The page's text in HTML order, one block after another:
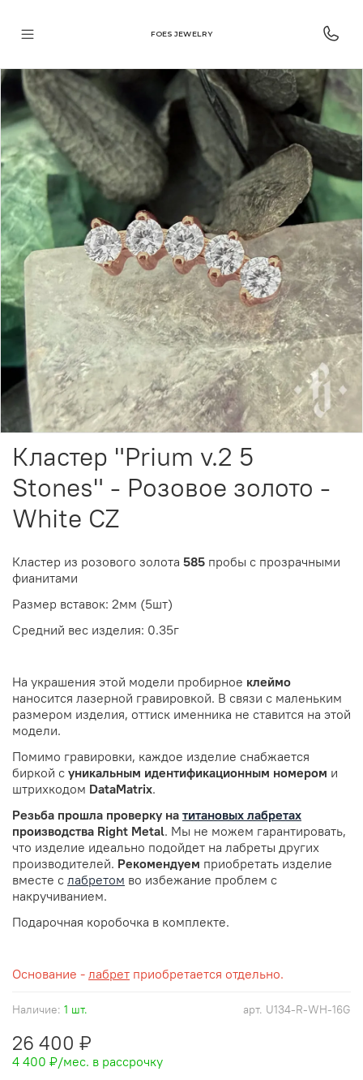
FOES JEWELRY
арт. U134-R-WH-16G
Наличие: 1 шт.
Кластер "Prium v.2 5
Stones" - Розовое золото -
White CZ
26 400 ₽
4 400 ₽/мес. в рассрочку
Кластер из розового золота 585 пробы с прозрачными
фианитами
Размер вставок: 2мм (5шт)
Средний вес изделия: 0.35г
На украшения этой модели пробирное клеймо
наносится лазерной гравировкой. В связи с маленьким
размером изделия, оттиск именника не ставится на этой
модели.
Помимо гравировки, каждое изделие снабжается
биркой с уникальным идентификационным номером и
штрихкодом DataMatrix.
Резьба прошла проверку на титановых лабретах
производства Right Metal. Мы не можем гарантировать,
что изделие идеально подойдет на лабреты других
производителей. Рекомендуем приобретать изделие
вместе с лабретом во избежание проблем с
накручиванием.
Подарочная коробочка в комплекте.
Основание - лабрет приобретается отдельно.